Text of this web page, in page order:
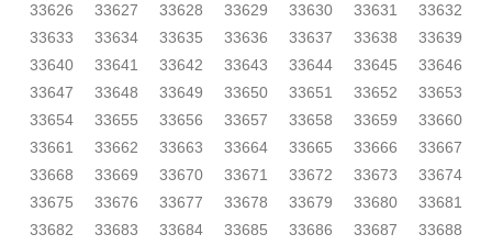
33626
33627 33628 33629 33630 33631
33632
33633
33634 33635 33636 33637 33638
33639
33640
33641 33642 33643 33644 33645
33646
33647
33648 33649 33650 33651 33652
33653
33654
33655 33656 33657 33658 33659
33660
33661
33662 33663 33664 33665 33666
33667
33668
33669 33670 33671 33672 33673
33674
33675
33676 33677 33678 33679 33680
33681
33682
33683 33684 33685 33686 33687
33688